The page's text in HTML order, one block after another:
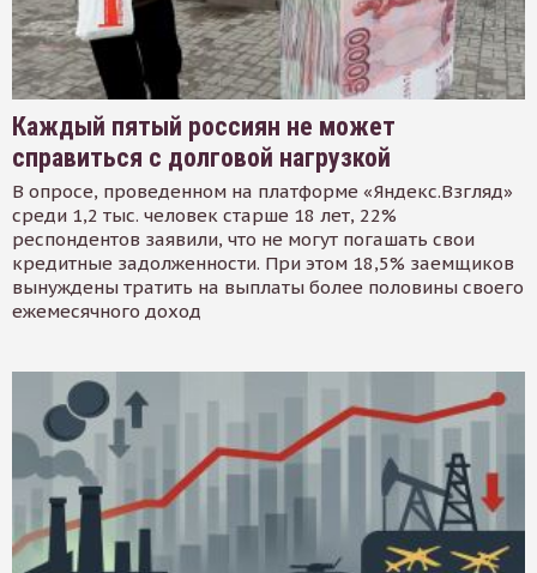
Каждый пятый россиян не может
справиться с долговой нагрузкой
В опросе, проведенном на платформе «Яндекс.Взгляд»
среди 1,2 тыс. человек старше 18 лет, 22%
респондентов заявили, что не могут погашать свои
кредитные задолженности. При этом 18,5% заемщиков
вынуждены тратить на выплаты более половины своего
ежемесячного доход